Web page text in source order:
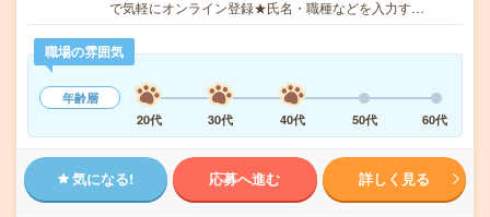
で気軽にオンライン登録★氏名・職種などを入力す…
職場の雰囲気
年齢層
20代
30代 40代 50代 60代
気になる! 応募へ進む 詳しく見る